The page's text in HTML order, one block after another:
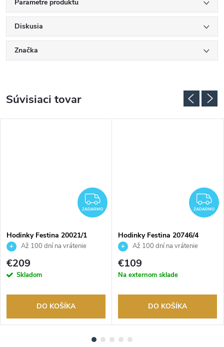
Parametre produktu
Diskusia
Značka
Súvisiaci tovar
ZADARMO
ZADARMO
Hodinky Festina 20021/1
Až 100 dní na vrátenie
tovaru. Autorizovaný predajca.
€209
Skladom
DO KOŠÍKA
ZADARMO
Hodinky Festina 20746/4
Až 100 dní na vrátenie
tovaru. Autorizovaný predajca.
€109
Na externom sklade
DO KOŠÍKA